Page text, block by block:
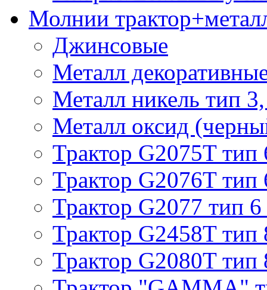
Молнии
Джинсовые
Металл
Металл никель тип
Металл оксид
Трактор G2075T тип
Трактор G2076T тип
Трактор G2077 тип 6
Трактор G2458T тип
Трактор G2080T тип